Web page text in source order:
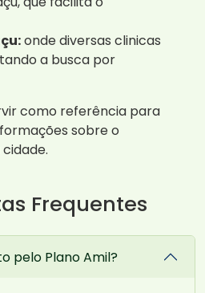
onde diversas clinicas
a busca por
como referência para
sobre o
Frequentes
pelo Plano Amil?